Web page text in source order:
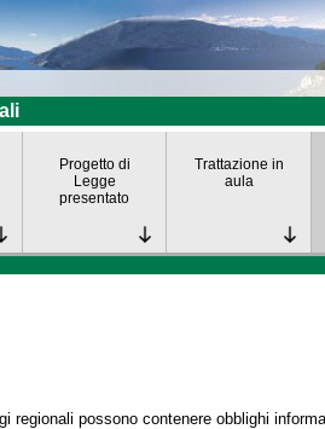
Progetto di
Legge
presentato
Trattazione in
aula
regionali possono contenere obblighi